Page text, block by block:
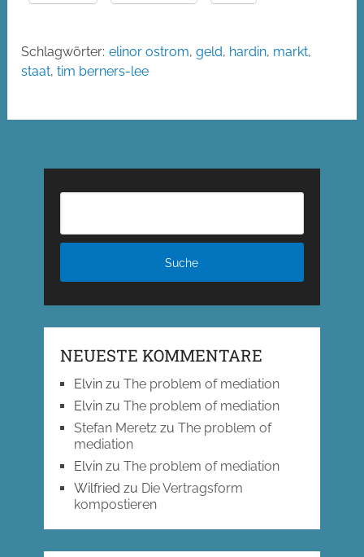
Schlagwörter: elinor ostrom,geld, hardin, markt,
staat,tim berners-lee
NEUESTE KOMMENTARE
Elvinzu The problem of mediation
Elvinzu The problem of mediation
Stefan Meretzzu The problem of
mediation
Elvinzu The problem of mediation
Wilfried zu Die Vertragsform
kompostieren